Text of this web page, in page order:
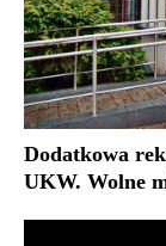
Dodatkowa
UKW. Wolne